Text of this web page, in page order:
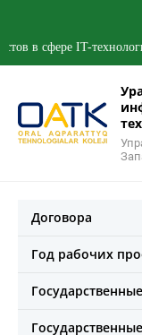
сфере IT-технологий и
Договора
Год рабочих